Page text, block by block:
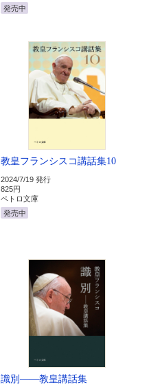
発売中
教皇フランシスコ講話集10
2024/7/19 発行
825円
ペトロ文庫
発売中
識別――教皇講話集